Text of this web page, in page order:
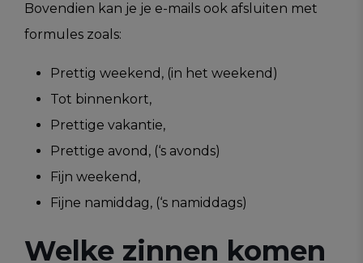
Bovendien kan je je e-mails ook afsluiten met
formules zoals:
Prettig weekend, (in het weekend)
Tot binnenkort,
Prettige vakantie,
Prettige avond, (‘s avonds)
Fijn weekend,
Fijne namiddag, (‘s namiddags)
Welke zinnen komen